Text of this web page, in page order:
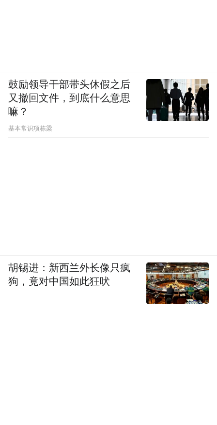
鼓励领导干部带头休假之后
又撤回文件，到底什么意思
嘛？
基本常识项栋梁
胡锡进：新西兰外长像只疯
狗，竟对中国如此狂吠